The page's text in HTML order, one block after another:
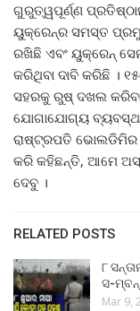
ଗୁରୁତ୍ୱପୂର୍ଣ୍ଣ
ୟୁକ୍ରେନ୍‌ର ସମସ୍ତ
ରଖିଛି ଏବଂ ୟୁକ୍ରେନ୍‌
କରିଥିବା ଦାବି କରିଛି ।
ସହରକୁ ରୁଷ୍‌ ଦଖଲ
ଯୋଗାଯୋଗ୍ୟ
ରାଷ୍ଟ୍ରପତି ଭୋଲଡିମିର
କରି କହିଛନ୍ତି, ଆମେ
ଦେବୁ ।
RELATED POSTS
୮
ସ-
Mar 9,